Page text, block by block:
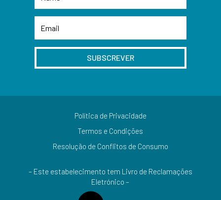
SUBSCREVER
Política de Privacidade
Termos e Condições
Resolução de Conflitos de Consumo
– Este estabelecimento tem Livro de Reclamações
Eletrónico –